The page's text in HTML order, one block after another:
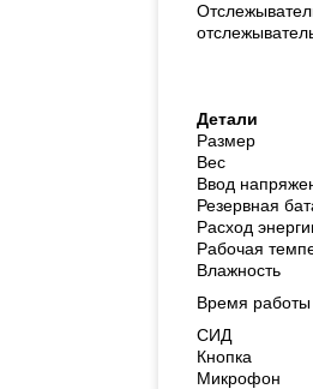
Детали
Размер
Вес
Ввод
Резервная
Расход
Рабочая
Влажность
Время работы
СИД
Кнопка
Микрофон